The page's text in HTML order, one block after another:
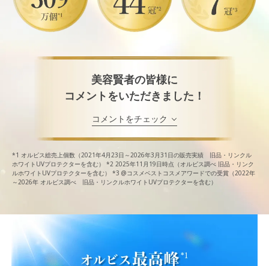
美容賢者の皆様に
コメントをいただきました！
コメントをチェック
*1 オルビス総売上個数（2021年4月23日～2026年3月31日の販売実績 旧品・リンクル
ホワイトUVプロテクターを含む）
*2 2025年11月19日時点（オルビス調べ 旧品・リンク
ルホワイトUVプロテクターを含む）
*3 @コスメベストコスメアワードでの受賞（2022年
～2026年 オルビス調べ 旧品・リンクルホワイトUVプロテクターを含む）